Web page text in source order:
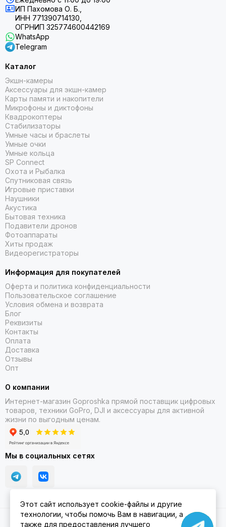
Будь смелее с многочастотным GPS и технологией SATIQ
УВЕЛИЧЕННОЕ ВРЕМЯ АВТОНОМНОЙ РАБОТЫ ПРИ
ПОДЗАРЯДКЕ ОТ СОЛНЦА
ПОДРОБНЫЕ ХАРАКТЕРИСТИКИ ЗДОРОВЬЯ И ОЗДОРОВЛЕНИЯ
ИНТЕЛЛЕКТУАЛЬНЫЕ УВЕДОМЛЕНИЯ
ВСТРОЕННЫЙ ФОНАРИК
ПРОЧНАЯ КОНСТРУКЦИЯ
МНОГОЧАСТОТНЫЙ GPS И ТЕХНОЛОГИЯ SATIQ
ТО ЧТО ВАМ ПОНРАВИТСЯ
ИП Пахомова О. Б.,
ИНН 771390714130,
ОГРНИП 325774600442169
WhatsApp
Telegram
Каталог
Экшн-камеры
Аксессуары для экшн-камер
Карты памяти и накопители
Микрофоны и диктофоны
Квадрокоптеры
Стабилизаторы
Умные часы и браслеты
Умные очки
Умные кольца
SP Connect
Охота и Рыбалка
Спутниковая связь
Игровые приставки
Наушники
Акустика
Бытовая техника
Подавители дронов
Фотоаппараты
Хиты продаж
Видеорегистраторы
Информация для покупателей
Оферта и политика конфиденциальности
Пользовательское соглашение
Условия обмена и возврата
Блог
Реквизиты
Контакты
Оплата
Доставка
Отзывы
Опт
О компании
Интернет-магазин Goproshka прямой поставщик цифровых
товаров, техники GoPro, DJI и аксессуары для активной
жизни по выгодным ценам.
Мы в социальных сетях
2026 © Goproshka.ru.Карта сайта
Этот сайт использует cookie-файлы и другие
технологии, чтобы помочь Вам в навигации, а
также для предоставления лучшего